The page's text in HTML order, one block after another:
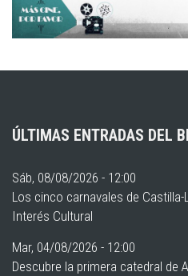
ÚLTIMAS ENTRADAS DEL
Sáb, 08/08/2026 - 12:00
Los cinco carnavales de
Interés Cultural
Mar, 04/08/2026 - 12:00
Descubre la primera catedral de